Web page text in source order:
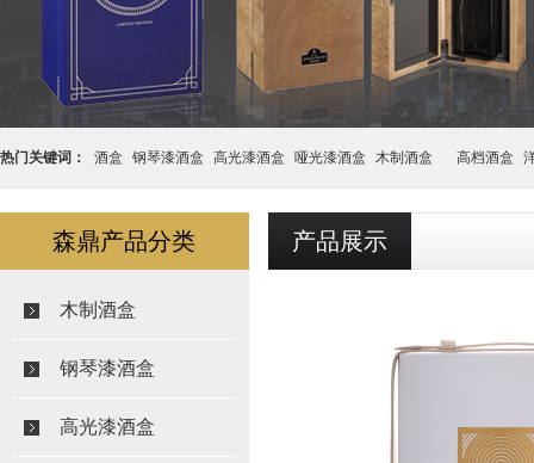
热门关键词： 酒盒 钢琴漆酒盒 高光漆酒盒 哑光漆酒盒 木制酒盒 高档酒盒
盒
森鼎产品分类
木制酒盒
钢琴漆酒盒
高光漆酒盒
产品展示